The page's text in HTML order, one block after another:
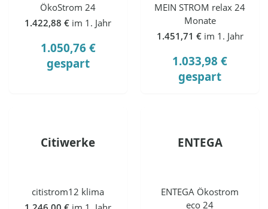
ÖkoStrom 24
1.422,88 € im 1. Jahr
1.050,76 €
gespart
MEIN STROM relax 24
Monate
1.451,71 € im 1. Jahr
1.033,98 €
gespart
Citiwerke
citistrom12 klima
ENTEGA
ENTEGA Ökostrom
eco 24